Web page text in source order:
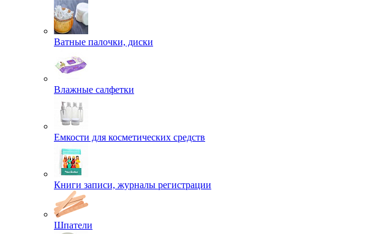
Ватные палочки, диски
Влажные салфетки
Емкости для косметических средств
Книги записи, журналы регистрации
Шпатели